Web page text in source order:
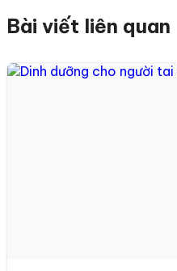
Bài viết liên quan